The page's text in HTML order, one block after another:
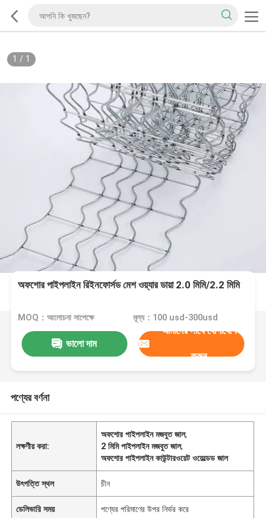
1 / 1
অফশোর পাইপলাইন রিইনফোর্সড মেশ ওয়্যার ডায়া 2.0 মিমি/2.2 মিমি
MOQ：আলোচনা সাপেক্ষে মূল্য：100 usd-300usd
ভালো দাম
আমাদের সাথে যোগাযোগ
করুন
পণ্যের বর্ণনা
লক্ষণীয় করা:
অফশোর পাইপলাইন মজবুত জাল,
2 মিমি পাইপলাইন মজবুত জাল,
অফশোর পাইপলাইন কাউন্টারওয়েট ওয়েল্ডেড জাল
উৎপত্তি স্থল চীন
ডেলিভারি সময় পণ্যের পরিমাণের উপর নির্ভর করে